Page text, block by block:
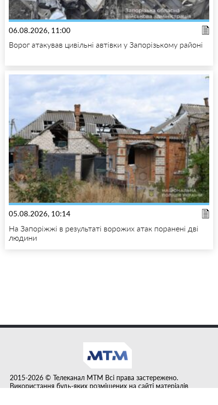
06.08.2026, 11:00
Ворог атакував цивільні автівки у Запорізькому районі
05.08.2026, 10:14
На Запоріжжі в результаті ворожих атак поранені дві
людини
2015-2026 © Телеканал MTM Всі права застережено.
Використання будь-яких розміщених на сайті матеріалів